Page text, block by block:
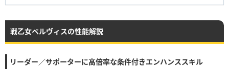
戦乙女ペルヴィスの性能解説
リーダー／サポーターに高倍率な条件付きエンハンススキル